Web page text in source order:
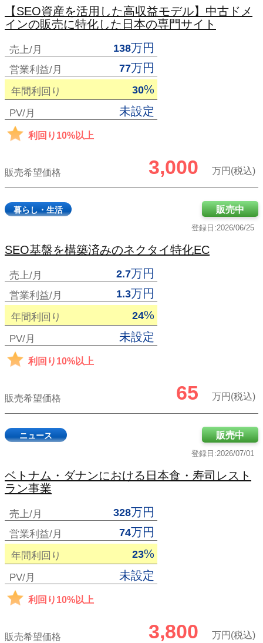
【SEO資産を活用した高収益モデル】中古ドメ
インの販売に特化した日本の専門サイト
売上/月 138万円
営業利益/月 77万円
年間利回り 30%
PV/月 未設定
利回り10%以上
販売希望価格 3,000 万円(税込)
暮らし・生活
登録日:2026/06/25
販売中
SEO基盤を構築済みのネクタイ特化EC
売上/月 2.7万円
営業利益/月 1.3万円
年間利回り 24%
PV/月 未設定
利回り10%以上
販売希望価格 65 万円(税込)
ニュース
登録日:2026/07/01
販売中
ベトナム・ダナンにおける日本食・寿司レスト
ラン事業
売上/月 328万円
営業利益/月 74万円
年間利回り 23%
PV/月 未設定
利回り10%以上
販売希望価格 3,800 万円(税込)